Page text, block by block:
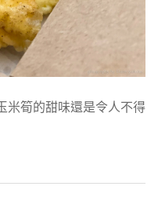
米筍的甜味還是令人不得